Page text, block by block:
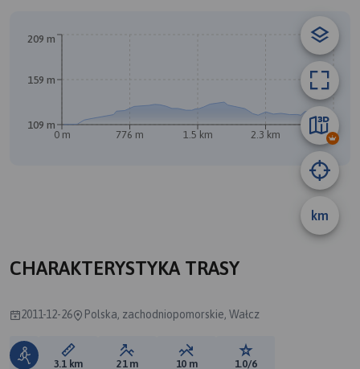
km
0 m 776 m 1.5 km 2.3 km 3.1 km
109 m
159 m
209 m
CHARAKTERYSTYKA TRASY
2011-12-26 Polska, zachodniopomorskie, Wałcz
Długość trasy:
3.1 km Suma przewyższeń:
21 m Suma spadków:
10 m Ocena trasy:
1.0/6